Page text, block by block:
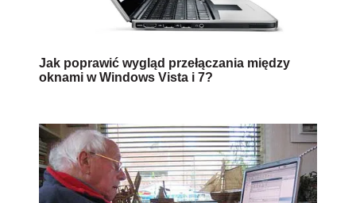
Jak poprawić wygląd przełączania między
oknami w Windows Vista i 7?